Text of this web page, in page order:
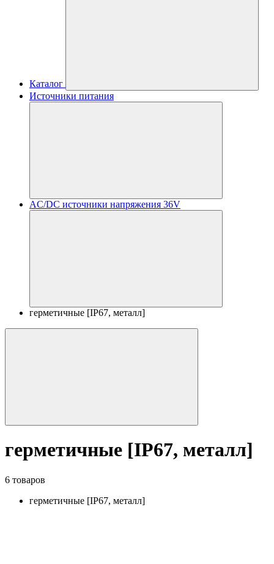
Каталог
Источники питания
AC/DC источники напряжения 36V
герметичные [IP67, металл]
герметичные [IP67, металл]
6 товаров
герметичные [IP67, металл]